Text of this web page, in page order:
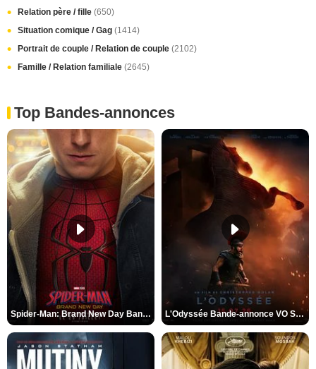
Relation père / fille (650)
Situation comique / Gag (1414)
Portrait de couple / Relation de couple (2102)
Famille / Relation familiale (2645)
Top Bandes-annonces
Spider-Man: Brand New Day Bande-annonce VO STFR L'Odyssée Bande-annonce VO STFR